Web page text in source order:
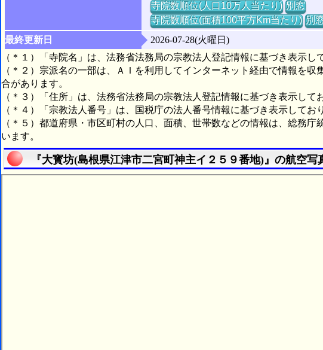
寺院数順位(人口10万人当たり) 別窓
寺院数順位(面積100平方Km当たり) 別
最終更新日
2026-07-28(火曜日)
（＊１）「寺院名」は、法務省法務局の宗教法人登記情報に基づき表示し
（＊２）宗派名の一部は、ＡＩを利用してインターネット経由で情報を
合があります。
（＊３）「住所」は、法務省法務局の宗教法人登記情報に基づき表示して
（＊４）「宗教法人番号」は、国税庁の法人番号情報に基づき表示してお
（＊５）都道府県・市区町村の人口、面積、世帯数などの情報は、総務
います。
『大寳坊(島根県江津市二宮町神主イ２５９番地)』の航空写